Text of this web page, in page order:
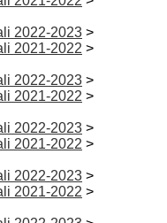
2022-2023 >
2021-2022 >
2022-2023 >
2021-2022 >
2022-2023 >
2021-2022 >
2022-2023 >
2021-2022 >